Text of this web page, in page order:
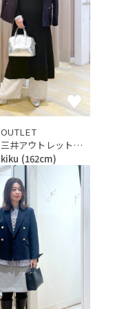
OUTLET
三井アウトレットパーク 仙台港
kiku (162cm)